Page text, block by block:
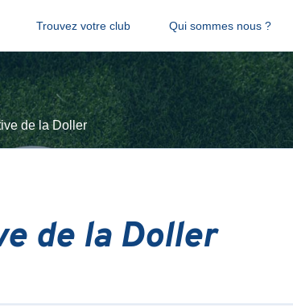
Trouvez votre club Qui sommes nous ?
de la Doller
de la Doller